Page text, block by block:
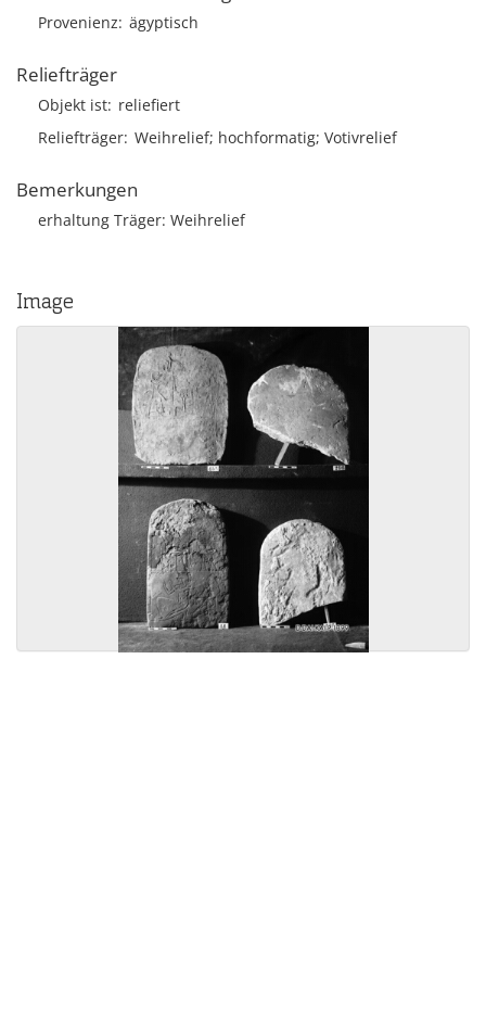
Provenienz ägyptisch
Reliefträger
Objekt ist reliefiert
Reliefträger Weihrelief; hochformatig; Votivrelief
Bemerkungen
erhaltung Träger: Weihrelief
Image